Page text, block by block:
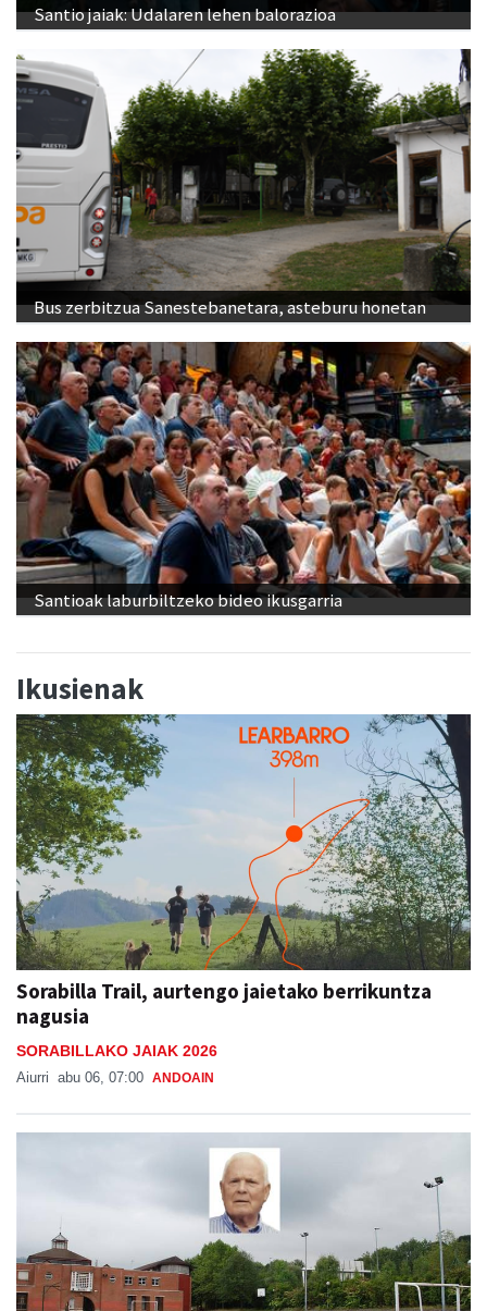
Santio jaiak: Udalaren lehen balorazioa
Bus zerbitzua Sanestebanetara, asteburu honetan
Santioak laburbiltzeko bideo ikusgarria
Ikusienak
Sorabilla Trail, aurtengo jaietako berrikuntza
nagusia
SORABILLAKO JAIAK 2026
Aiurri abu 06, 07:00 ANDOAIN